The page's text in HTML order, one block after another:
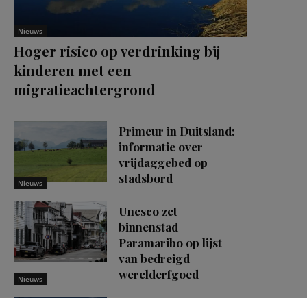
Nieuws
Hoger risico op verdrinking bij
kinderen met een
migratieachtergrond
Nieuws
Primeur in Duitsland:
informatie over
vrijdaggebed op
stadsbord
Nieuws
Unesco zet
binnenstad
Paramaribo op lijst
van bedreigd
werelderfgoed